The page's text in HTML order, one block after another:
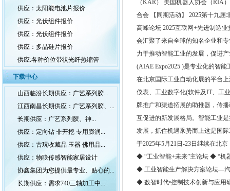
供应：太阳能电池片报价
供应：光伏组件报价
供应：光伏组件报价
供应：多晶硅片报价
供应:各种价位带状光纤热缩管
下载中心
山西临汾长期供应：广艺系列胶...
江西南昌长期供应：广艺系列胶、...
长期供应：广艺系列胶、神...
供应：定向钻 非开挖 专用膨润...
供应：古玩收藏品 玉器 佛用品...
供应：物联传感智能家居设计
协鑫集团为您提供最专业、贴心的...
长期供应：需求740三轴加工中...
（KAR） 美国机器人协会（RIA
合会 【同期活动】 2025第十九届
高峰论坛 2025互联网+先进制造
会汇聚了来自全球的知名企业和
力于推动智能工业的发展，促进
(AIAE Expo2025 )是专业化的智
在北京国际工业自动化展的平台
仪表、工业数字化(软件及IT、工
牌推广和渠道拓展的助推器，传
互促进的新发展格局。智能工业
发展，抓住机遇乘势而上这是国
于2025年5月21日-23日继续在北
◆ “工业智能+未来”主论坛 ◆ “
◆ 工业智能生产解决方案论坛—
◆ 数智时代•控制技术创新与应